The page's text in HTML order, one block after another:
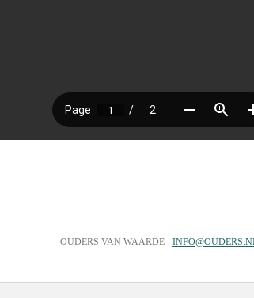
OUDERS VAN WAARDE -